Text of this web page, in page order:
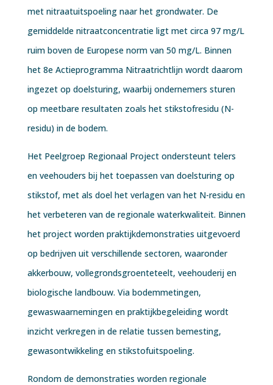
met nitraatuitspoeling naar het grondwater. De
gemiddelde nitraatconcentratie ligt met circa 97 mg/L
ruim boven de Europese norm van 50 mg/L. Binnen
het 8e Actieprogramma Nitraatrichtlijn wordt daarom
ingezet op doelsturing, waarbij ondernemers sturen
op meetbare resultaten zoals het stikstofresidu (N-
residu) in de bodem.
Het Peelgroep Regionaal Project ondersteunt telers
en veehouders bij het toepassen van doelsturing op
stikstof, met als doel het verlagen van het N-residu en
het verbeteren van de regionale waterkwaliteit. Binnen
het project worden praktijkdemonstraties uitgevoerd
op bedrijven uit verschillende sectoren, waaronder
akkerbouw, vollegrondsgroenteteelt, veehouderij en
biologische landbouw. Via bodemmetingen,
gewaswaarnemingen en praktijkbegeleiding wordt
inzicht verkregen in de relatie tussen bemesting,
gewasontwikkeling en stikstofuitspoeling.
Rondom de demonstraties worden regionale